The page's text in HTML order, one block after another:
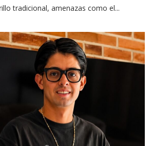
tradicional, amenazas como el...